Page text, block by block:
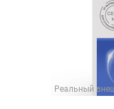
Реальный